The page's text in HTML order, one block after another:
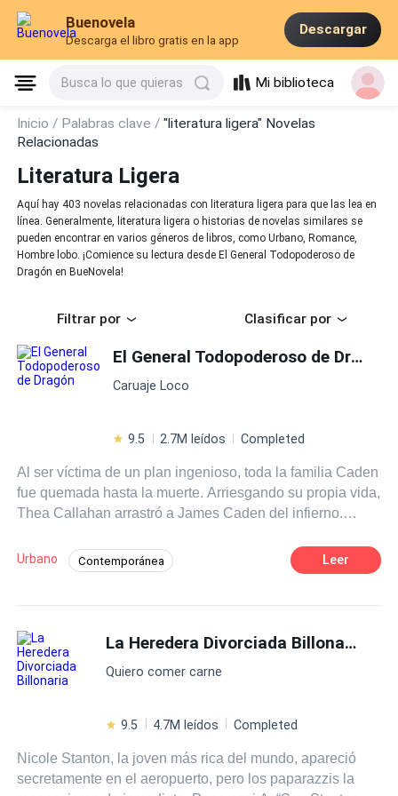
Buenovela
Descarga el libro gratis en la app
Descargar
Busca lo que quieras Mi biblioteca
Inicio / Palabras clave /"literatura ligera" Novelas
Relacionadas
Literatura Ligera
Aquí hay 403 novelas relacionadas con literatura ligera para que las lea en
línea. Generalmente, literatura ligera o historias de novelas similares se
pueden encontrar en varios géneros de libros, como Urbano, Romance,
Hombre lobo. ¡Comience su lectura desde El General Todopoderoso de
Dragón en BueNovela!
Filtrar por Clasificar por
El General Todopoderoso de Dragón
Caruaje Loco
9.5 2.7M leídos Completed
Al ser víctima de un plan ingenioso, toda la familia Caden
fue quemada hasta la muerte. Arriesgando su propia vida,
Thea Callahan arrastró a James Caden del infierno.
propósitos en mente. Recompensarle a Thea por salvarle
la vida y vengarse de quienes mataron a su familia. Al
el mundo entero en la palma de sus manos.
Urbano Contemporánea Leer
La Heredera Divorciada Billonaria
Quiero comer carne
9.5 4.7M leídos Completed
Nicole Stanton, la joven más rica del mundo, apareció
secretamente en el aeropuerto, pero los paparazzis la